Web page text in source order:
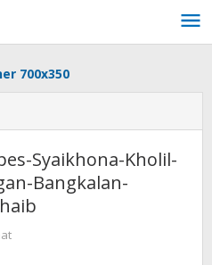
Syaikhona-Kholil-
Bangkalan-